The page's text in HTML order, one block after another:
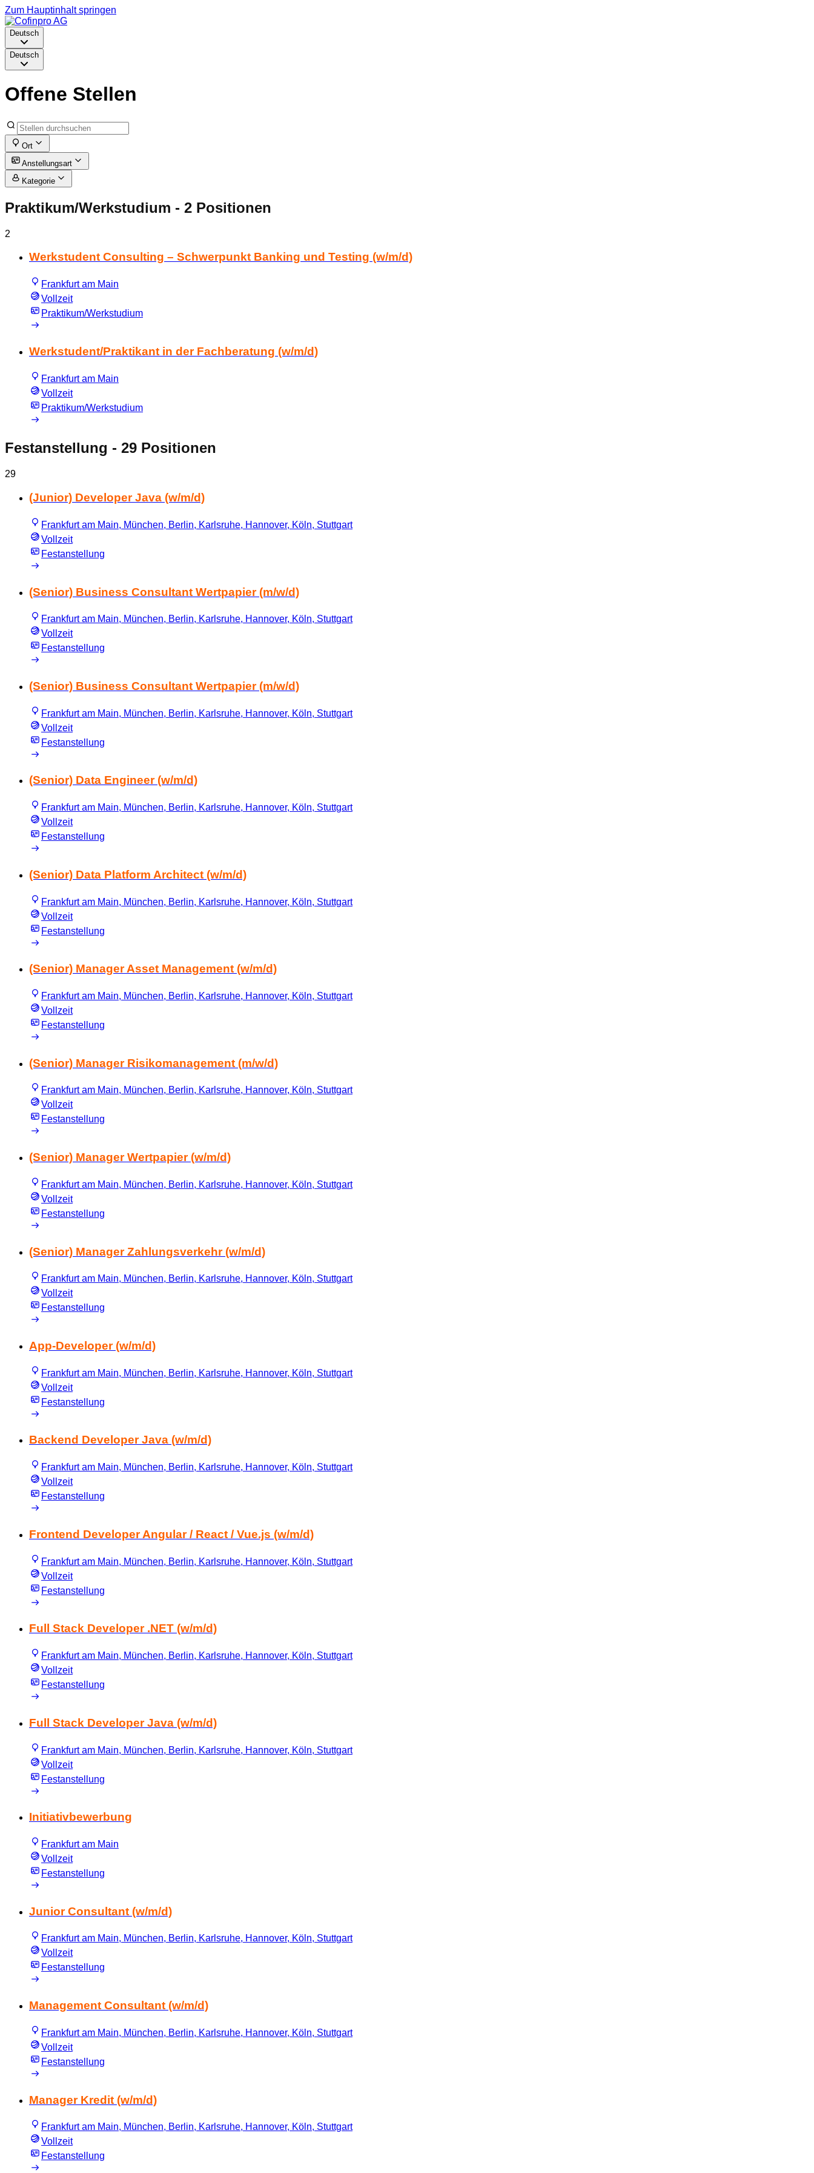
Zum Hauptinhalt springen
Deutsch
Deutsch
Offene Stellen
Ort
Anstellungsart
Kategorie
Praktikum/Werkstudium - 2 Positionen
2
Werkstudent Consulting – Schwerpunkt Banking und Testing (w/m/d)
Frankfurt am Main
Vollzeit
Praktikum/Werkstudium
Werkstudent/Praktikant in der Fachberatung (w/m/d)
Frankfurt am Main
Vollzeit
Praktikum/Werkstudium
Festanstellung - 29 Positionen
29
(Junior) Developer Java (w/m/d)
Frankfurt am Main, München, Berlin, Karlsruhe, Hannover, Köln, Stuttgart
Vollzeit
Festanstellung
(Senior) Business Consultant Wertpapier (m/w/d)
Frankfurt am Main, München, Berlin, Karlsruhe, Hannover, Köln, Stuttgart
Vollzeit
Festanstellung
(Senior) Business Consultant Wertpapier (m/w/d)
Frankfurt am Main, München, Berlin, Karlsruhe, Hannover, Köln, Stuttgart
Vollzeit
Festanstellung
(Senior) Data Engineer (w/m/d)
Frankfurt am Main, München, Berlin, Karlsruhe, Hannover, Köln, Stuttgart
Vollzeit
Festanstellung
(Senior) Data Platform Architect (w/m/d)
Frankfurt am Main, München, Berlin, Karlsruhe, Hannover, Köln, Stuttgart
Vollzeit
Festanstellung
(Senior) Manager Asset Management (w/m/d)
Frankfurt am Main, München, Berlin, Karlsruhe, Hannover, Köln, Stuttgart
Vollzeit
Festanstellung
(Senior) Manager Risikomanagement (m/w/d)
Frankfurt am Main, München, Berlin, Karlsruhe, Hannover, Köln, Stuttgart
Vollzeit
Festanstellung
(Senior) Manager Wertpapier (w/m/d)
Frankfurt am Main, München, Berlin, Karlsruhe, Hannover, Köln, Stuttgart
Vollzeit
Festanstellung
(Senior) Manager Zahlungsverkehr (w/m/d)
Frankfurt am Main, München, Berlin, Karlsruhe, Hannover, Köln, Stuttgart
Vollzeit
Festanstellung
App-Developer (w/m/d)
Frankfurt am Main, München, Berlin, Karlsruhe, Hannover, Köln, Stuttgart
Vollzeit
Festanstellung
Backend Developer Java (w/m/d)
Frankfurt am Main, München, Berlin, Karlsruhe, Hannover, Köln, Stuttgart
Vollzeit
Festanstellung
Frontend Developer Angular / React / Vue.js (w/m/d)
Frankfurt am Main, München, Berlin, Karlsruhe, Hannover, Köln, Stuttgart
Vollzeit
Festanstellung
Full Stack Developer .NET (w/m/d)
Frankfurt am Main, München, Berlin, Karlsruhe, Hannover, Köln, Stuttgart
Vollzeit
Festanstellung
Full Stack Developer Java (w/m/d)
Frankfurt am Main, München, Berlin, Karlsruhe, Hannover, Köln, Stuttgart
Vollzeit
Festanstellung
Initiativbewerbung
Frankfurt am Main
Vollzeit
Festanstellung
Junior Consultant (w/m/d)
Frankfurt am Main, München, Berlin, Karlsruhe, Hannover, Köln, Stuttgart
Vollzeit
Festanstellung
Management Consultant (w/m/d)
Frankfurt am Main, München, Berlin, Karlsruhe, Hannover, Köln, Stuttgart
Vollzeit
Festanstellung
Manager Kredit (w/m/d)
Frankfurt am Main, München, Berlin, Karlsruhe, Hannover, Köln, Stuttgart
Vollzeit
Festanstellung